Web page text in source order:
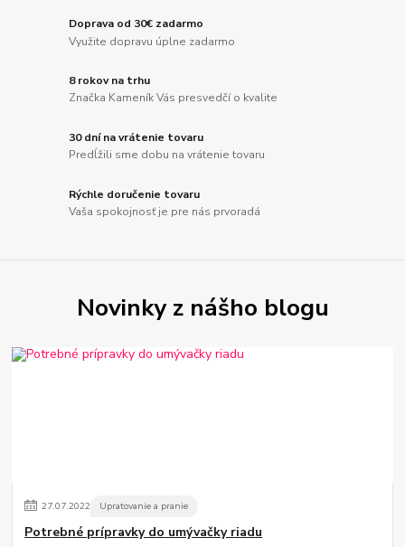
Doprava od 30€ zadarmo
Využite dopravu úplne zadarmo
8 rokov na trhu
Značka Kameník Vás presvedčí o kvalite
30 dní na vrátenie tovaru
Predĺžili sme dobu na vrátenie tovaru
Rýchle doručenie tovaru
Vaša spokojnosť je pre nás prvoradá
Novinky z nášho blogu
27.07.2022 Upratovanie a pranie
Potrebné prípravky do umývačky riadu